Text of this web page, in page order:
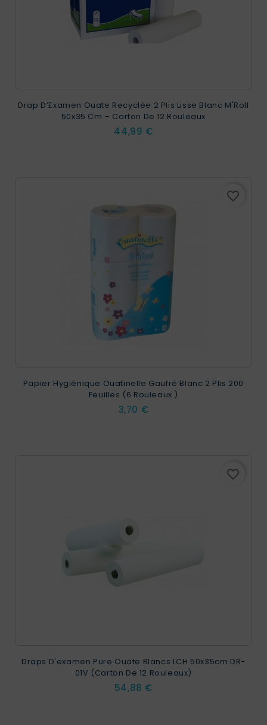
Drap D’Examen Ouate Recyclée 2 Plis Lisse Blanc M'Roll
50x35 Cm – Carton De 12 Rouleaux
Prix
44,99 €
favorite_border
Papier Hygiénique Ouatinelle Gaufré Blanc 2 Plis 200
Feuilles (6 Rouleaux )
Prix
3,70 €
favorite_border
Draps D'examen Pure Ouate Blancs LCH 50x35cm DR-
01V (Carton De 12 Rouleaux)
Prix
54,88 €